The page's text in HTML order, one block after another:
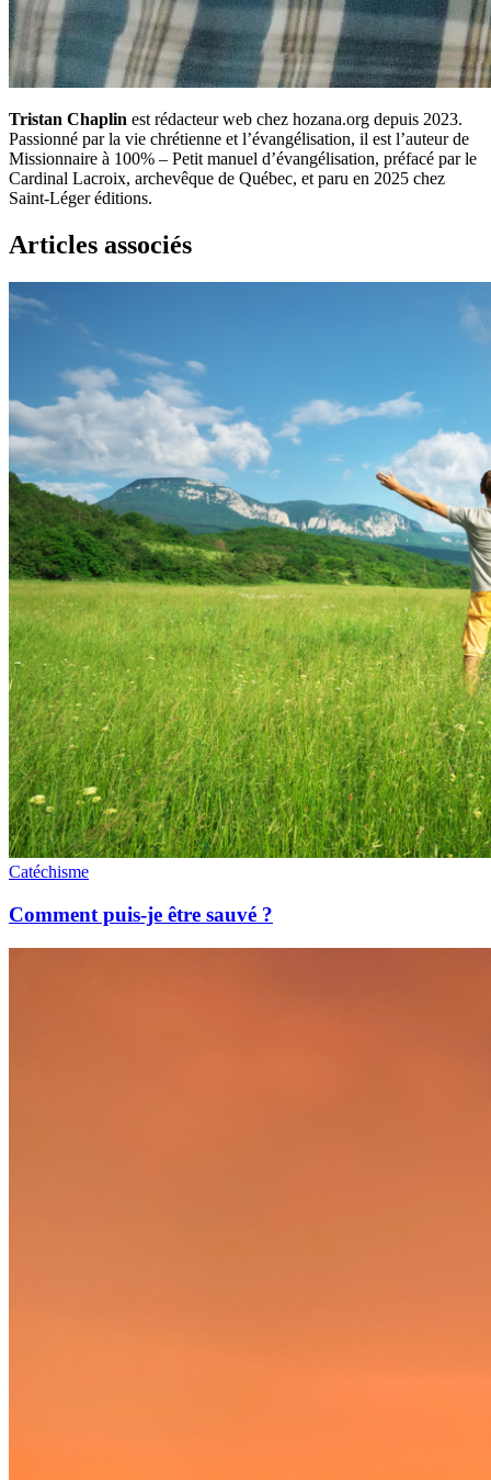
Tristan Chaplin est rédacteur web chez hozana.org depuis 2023.
Passionné par la vie chrétienne et l’évangélisation, il est l’auteur de
Missionnaire à 100% – Petit manuel d’évangélisation, préfacé par le
Cardinal Lacroix, archevêque de Québec, et paru en 2025 chez
Saint-Léger éditions.
Articles associés
Catéchisme
Comment puis-je être sauvé ?